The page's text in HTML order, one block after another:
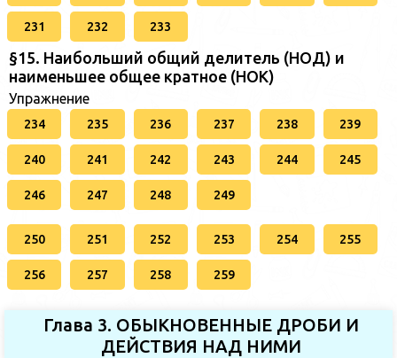
231 232 233
§15. Наибольший общий делитель (НОД) и
наименьшее общее кратное (НОК)
Упражнение
234 235 236 237 238 239
240 241 242 243 244 245
246 247 248 249
250 251 252 253 254 255
256 257 258 259
Глава 3. ОБЫКНОВЕННЫЕ ДРОБИ И
ДЕЙСТВИЯ НАД НИМИ